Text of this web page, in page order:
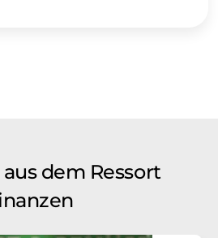
dem Ressort